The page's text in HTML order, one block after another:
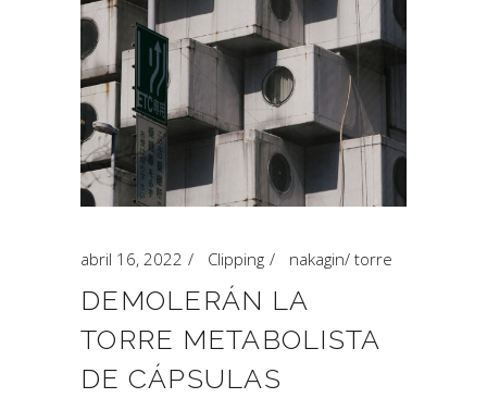
abril 16, 2022 Clipping nakagin/ torre
DEMOLERÁN LA
TORRE METABOLISTA
DE CÁPSULAS